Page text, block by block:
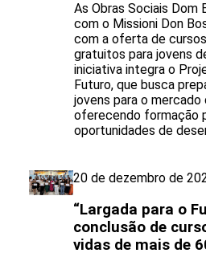
As Obras Sociais Dom
com o Missioni Don
com a oferta de
gratuitos para jovens
iniciativa integra o
Futuro, que busca
jovens para o mercado
oferecendo formação
oportunidades de
20 de dezembro de
“Largada para o
conclusão de
vidas de mais de